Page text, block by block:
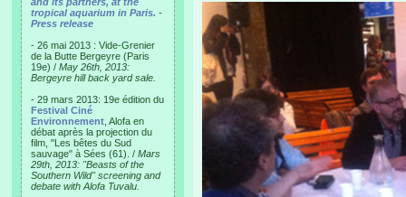
tropical aquarium in Paris. -
Press release
- 26 mai 2013 : Vide-Grenier
de la Butte Bergeyre (Paris
19e) / May 26th, 2013:
Bergeyre hill back yard sale.
- 29 mars 2013: 19e édition du
Festival Ciné
Environnement , Alofa en
débat après la projection du
film, "Les bêtes du Sud
sauvage" à Sées (61). / Mars
29th, 2013: "Beasts of the
Southern Wild" screening and
debate with Alofa Tuvalu.